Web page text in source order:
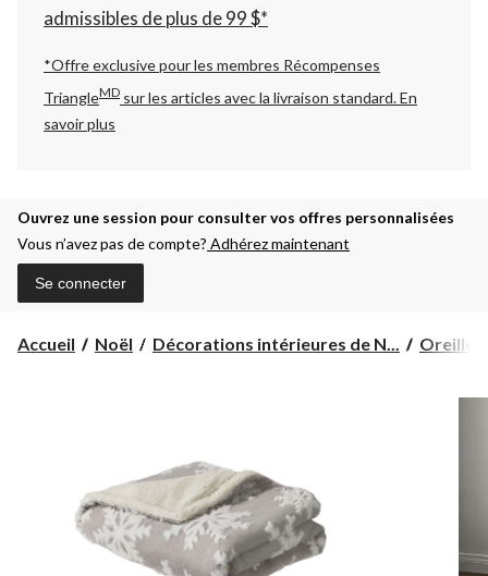
admissibles de plus de 99 $*
*Offre exclusive pour les membres Récompenses
TriangleMD sur les articles avec la livraison standard.En
savoir plus
Ouvrez une session pour consulter vos offres personnalisées
Vous n’avez pas de compte? Adhérez maintenant
Se connecter
Accueil Noël Décorations intérieures de N...